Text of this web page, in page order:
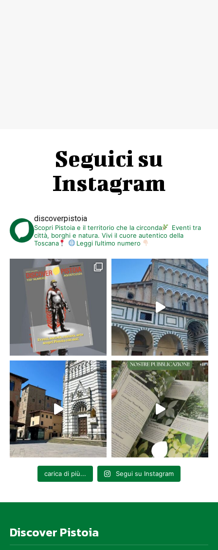
Seguici su
Instagram
discoverpistoia
Scopri Pistoia e il territorio che la circonda
Eventi tra
città, borghi e natura. Vivi il cuore autentico della
Toscana
Leggi l’ultimo numero
carica di più... Segui su Instagram
Discover Pistoia